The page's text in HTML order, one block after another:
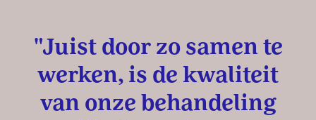
"Juist door zo samen te
werken, is de kwaliteit
van onze behandeling